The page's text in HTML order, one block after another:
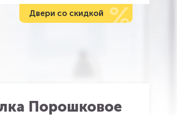
Двери со скидкой %
Порошковое